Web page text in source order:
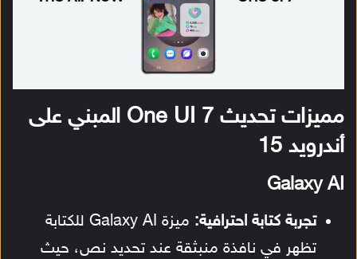
مميزات تحديث One UI 7 المبني على
أندرويد 15
Galaxy AI
تجربة كتابة احترافية:
ميزة Galaxy AI للكتابة
تظهر في نافذة منبثقة عند تحديد نص، حيث